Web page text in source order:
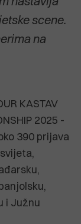
scene.
na
KASTAV
2025 -
390 prijava
i Južnu